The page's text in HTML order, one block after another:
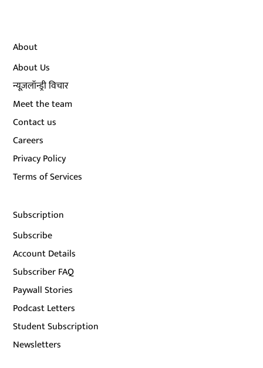
About
About Us
न्यूज़लॉन्ड्री विचार
Meet the team
Contact us
Careers
Privacy Policy
Terms of Services
Subscription
Subscribe
Account Details
Subscriber FAQ
Paywall Stories
Podcast Letters
Student Subscription
Newsletters